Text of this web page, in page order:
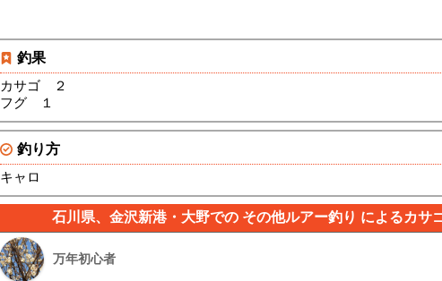
釣果
カサゴ ２
フグ １
釣り方
キャロ
石川県、金沢新港・大野での その他ルアー釣り によるカサ
万年初心者